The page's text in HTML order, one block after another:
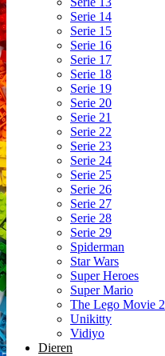
Serie 14
Serie 15
Serie 16
Serie 17
Serie 18
Serie 19
Serie 20
Serie 21
Serie 22
Serie 23
Serie 24
Serie 25
Serie 26
Serie 27
Serie 28
Serie 29
Spiderman
Star Wars
Super Heroes
Super Mario
The Lego Movie 2
Unikitty
Vidiyo
Dieren